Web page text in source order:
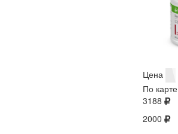
Цена
По карте
3188
2000